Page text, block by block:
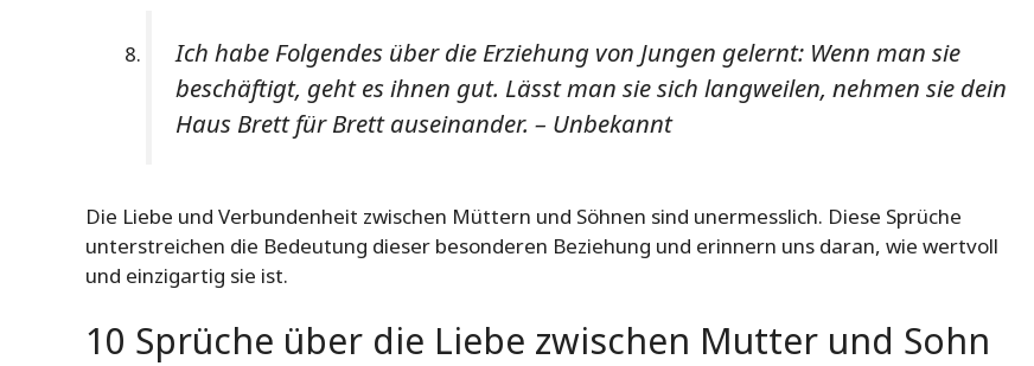
Ich habe Folgendes über die Erziehung von Jungen gelernt: Wenn man sie
beschäftigt, geht es ihnen gut. Lässt man sie sich langweilen, nehmen sie dein
Haus Brett für Brett auseinander. – Unbekannt
Die Liebe und Verbundenheit zwischen Müttern und Söhnen sind unermesslich. Diese Sprüche
unterstreichen die Bedeutung dieser besonderen Beziehung und erinnern uns daran, wie wertvoll
und einzigartig sie ist.
10 Sprüche über die Liebe zwischen Mutter und Sohn